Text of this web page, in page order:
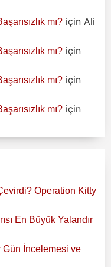
mı? için Ali
mı? için
mı? için
mı? için
Operation Kitty
En Büyük Yalandır
İncelemesi ve